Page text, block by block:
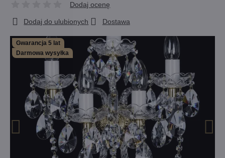
Gwarancja 5 lat
Darmowa wysyłka
Dodaj ocenę
Dodaj do ulubionych Dostawa